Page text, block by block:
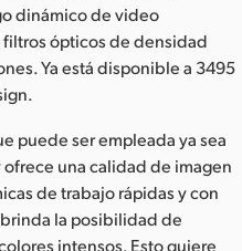
dinámico de video
ópticos de densidad
Ya está disponible a 3495
puede ser empleada ya sea
una calidad de imagen
de trabajo rápidas y con
la posibilidad de
intensos. Esto quiere